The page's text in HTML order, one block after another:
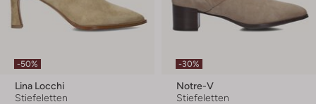
-50%
Lina Locchi
Stiefeletten
-30%
Notre-V
Stiefeletten